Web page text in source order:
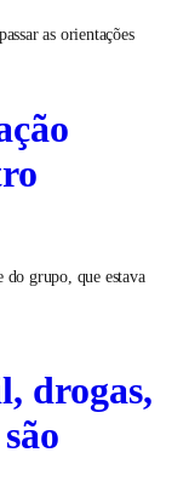
as orientações
do grupo, que estava
drogas,